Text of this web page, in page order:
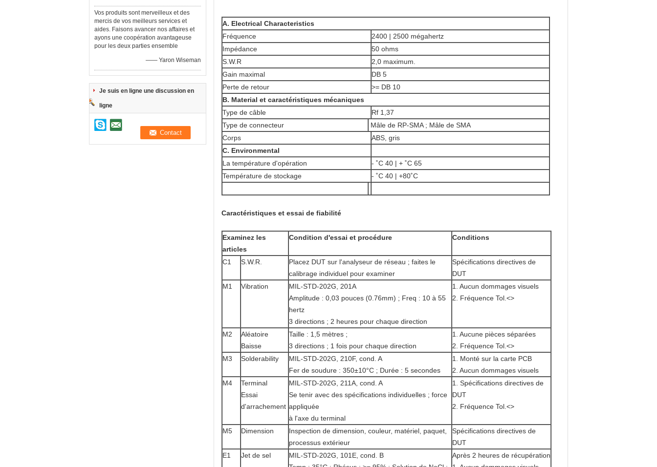
Vos produits sont merveilleux et des
mercis de vos meilleurs services et
aides. Faisons avancer nos affaires et
ayons une coopération avantageuse
pour les deux parties ensemble
—— Yaron Wiseman
Je suis en ligne une discussion en
ligne
A. Electrical Characteristics
Fréquence
2400 | 2500 mégahertz
Impédance
50 ohms
S.W.R
2,0 maximum.
Gain maximal
DB 5
Perte de retour
>= DB 10
B. Material et caractéristiques mécaniques
Type de câble
Rf 1,37
Type de connecteur
Mâle de RP-SMA ; Mâle de SMA
Corps
ABS, gris
C. Environmental
La température d'opération
- ˚C 40 | + ˚C 65
Température de stockage
- ˚C 40 | +80˚C
Caractéristiques et essai de fiabilité
Examinez les
articles
Condition d'essai et procédure Conditions
C1 S.W.R.
Placez DUT sur l'analyseur de réseau ; faites le
calibrage individuel pour examiner
Spécifications directives de
DUT
M1
Vibration
MIL-STD-202G, 201A
Amplitude : 0,03 pouces (0.76mm) ; Freq : 10 à 55
hertz
3 directions ; 2 heures pour chaque direction
1. Aucun dommages visuels
2. Fréquence Tol.<>
M2
Aléatoire
Baisse
Taille : 1,5 mètres ;
3 directions ; 1 fois pour chaque direction
1. Aucune pièces séparées
2. Fréquence Tol.<>
M3
Solderability
MIL-STD-202G, 210F, cond. A
Fer de soudure : 350±10°C ; Durée : 5 secondes
1. Monté sur la carte PCB
2. Aucun dommages visuels
M4
Terminal
Essai
d'arrachement
MIL-STD-202G, 211A, cond. A
Se tenir avec des spécifications individuelles ; force
appliquée
à l'axe du terminal
1. Spécifications directives de
DUT
2. Fréquence Tol.<>
M5 Dimension
Inspection de dimension, couleur, matériel, paquet,
processus extérieur
Spécifications directives de
DUT
E1
Jet de sel
MIL-STD-202G, 101E, cond. B
Après 2 heures de récupération